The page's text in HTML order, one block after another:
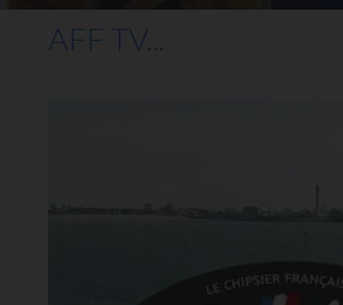
AFF TV...